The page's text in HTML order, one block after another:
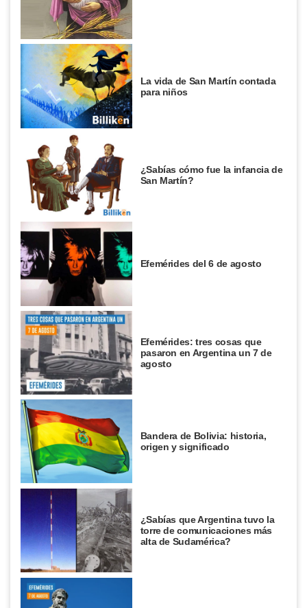
La vida de San Martín contada
para niños
¿Sabías cómo fue la infancia de
San Martín?
Efemérides del 6 de agosto
Efemérides: tres cosas que
pasaron en Argentina un 7 de
agosto
Bandera de Bolivia: historia,
origen y significado
¿Sabías que Argentina tuvo la
torre de comunicaciones más
alta de Sudamérica?